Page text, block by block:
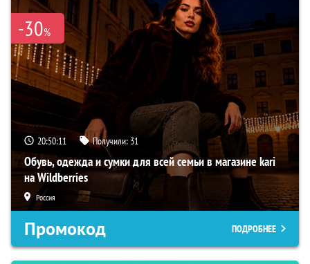
-30%
20:50:11 Получили: 31
Обувь, одежда и сумки для всей семьи в магазине kari
на Wildberries
Россия
Промокод ПОДРОБНЕЕ